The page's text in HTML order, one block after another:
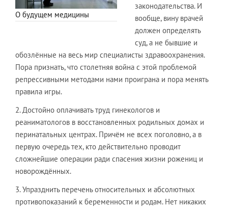
О будущем медицины
законодательства. И
вообще, вину врачей
должен определять
суд, а не бывшие и
обозлённые на весь мир специалисты здравоохранения.
Пора признать, что столетняя война с этой проблемой
репрессивными методами нами проиграна и пора менять
правила игры.
2. Достойно оплачивать труд гинекологов и
реаниматологов в восстановленных родильных домах и
перинатальных центрах. Причём не всех поголовно, а в
первую очередь тех, кто действительно проводит
сложнейшие операции ради спасения жизни рожениц и
новорождённых.
3. Упразднить перечень относительных и абсолютных
противопоказаний к беременности и родам. Нет никаких